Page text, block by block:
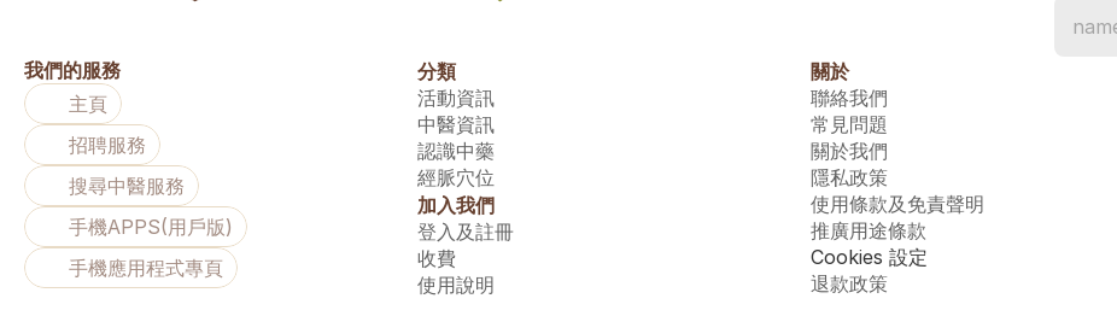
我們的服務
主頁
招聘服務
搜尋中醫服務
手機APPS(用戶版)
手機應用程式專頁
分類
活動資訊
中醫資訊
認識中藥
經脈穴位
加入我們
登入及註冊
收費
使用說明
關於
聯絡我們
常見問題
關於我們
隱私政策
使用條款及免責聲明
推廣用途條款
Cookies 設定
退款政策